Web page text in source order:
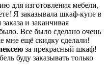
для изготовления мебели,
Я заказывала шкаф-купе в
и заканчивая
Все было сделано очень
мне ещё скидку сделали!
за прекрасный шкаф!
буду заказывать только